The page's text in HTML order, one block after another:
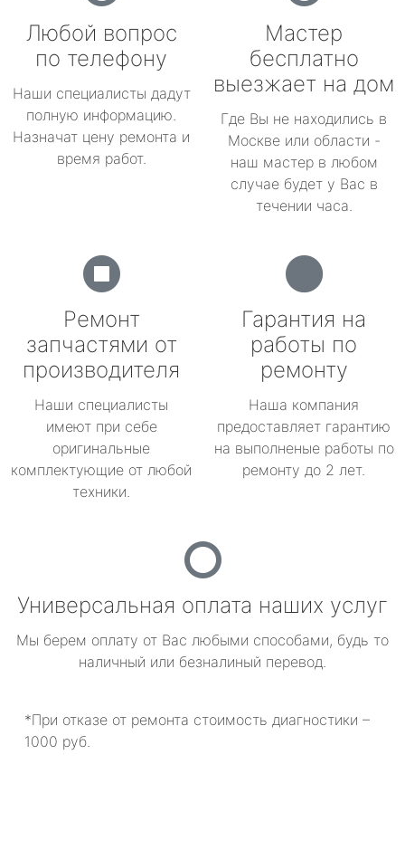
Любой вопрос
по телефону
Наши специалисты дадут
полную информацию.
Назначат цену ремонта и
время работ.
Мастер
бесплатно
выезжает на дом
Где Вы не находились в
Москве или области -
наш мастер в любом
случае будет у Вас в
течении часа.
Ремонт
запчастями от
производителя
Наши специалисты
имеют при себе
оригинальные
комплектующие от любой
техники.
Гарантия на
работы по
ремонту
Наша компания
предоставляет гарантию
на выполненые работы по
ремонту до 2 лет.
Универсальная оплата наших услуг
Мы берем оплату от Вас любыми способами, будь то
наличный или безналиный перевод.
*При отказе от ремонта стоимость диагностики –
1000 руб.